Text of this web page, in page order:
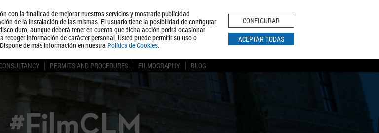
con la finalidad de mejorar nuestros servicios y mostrarle publicidad
de la instalación de las mismas. El usuario tiene la posibilidad de configurar
duro, aunque deberá tener en cuenta que dicha acción podrá ocasionar
información de carácter personal. Usted puede permitir su uso o
de más información en nuestra Política de Cookies.
CONFIGURAR
ACEPTAR TODAS
About us Tourism Política de Privacidad Aviso Legal Política de Cookies
BUSCAR
PERMITS AND PROCEDURES FILMOGRAPHY BLOG
#FilmCLM